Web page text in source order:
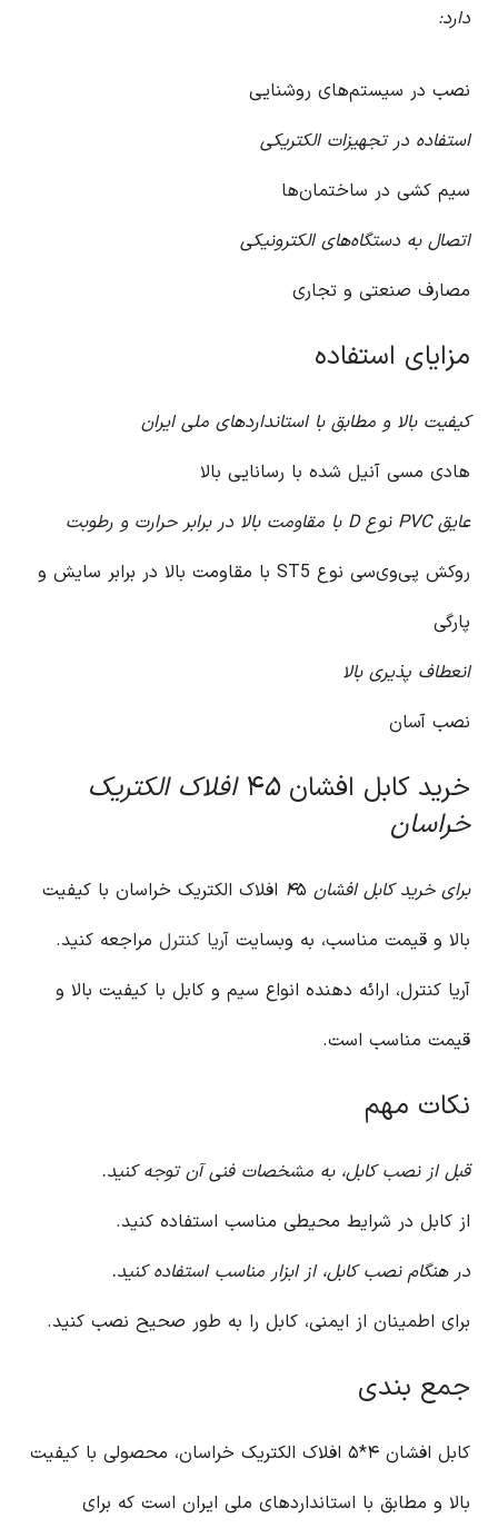
دارد:
نصب در سیستم‌های روشنایی
استفاده در تجهیزات الکتریکی
سیم کشی در ساختمان‌ها
اتصال به دستگاه‌های الکترونیکی
مصارف صنعتی و تجاری
مزایای استفاده
کیفیت بالا و مطابق با استانداردهای ملی ایران
هادی مسی آنیل شده با رسانایی بالا
عایق PVC نوع D با مقاومت بالا در برابر حرارت و رطوبت
روکش پی‌وی‌سی نوع ST5 با مقاومت بالا در برابر سایش و
پارگی
انعطاف پذیری بالا
نصب آسان
خرید کابل افشان ۴
۵ افلاک الکتریک
خراسان
برای خرید کابل افشان ۴
۵ افلاک الکتریک خراسان با کیفیت
بالا و قیمت مناسب، به وبسایت آریا کنترل مراجعه کنید.
آریا کنترل، ارائه دهنده انواع سیم و کابل با کیفیت بالا و
قیمت مناسب است.
نکات مهم
قبل از نصب کابل، به مشخصات فنی آن توجه کنید.
از کابل در شرایط محیطی مناسب استفاده کنید.
در هنگام نصب کابل، از ابزار مناسب استفاده کنید.
برای اطمینان از ایمنی، کابل را به طور صحیح نصب کنید.
جمع بندی
کابل افشان ۴*۵ افلاک الکتریک خراسان، محصولی با کیفیت
بالا و مطابق با استانداردهای ملی ایران است که برای